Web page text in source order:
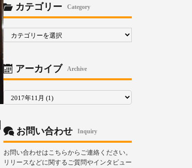
カテゴリー Category
カ
ゴ
リ
ー
アーカイブ Archive
ア
カ
お問い合わせ Inquiry
お問い合わせはこちらからご連絡ください。
リリースなどに関するご質問やインタビュー